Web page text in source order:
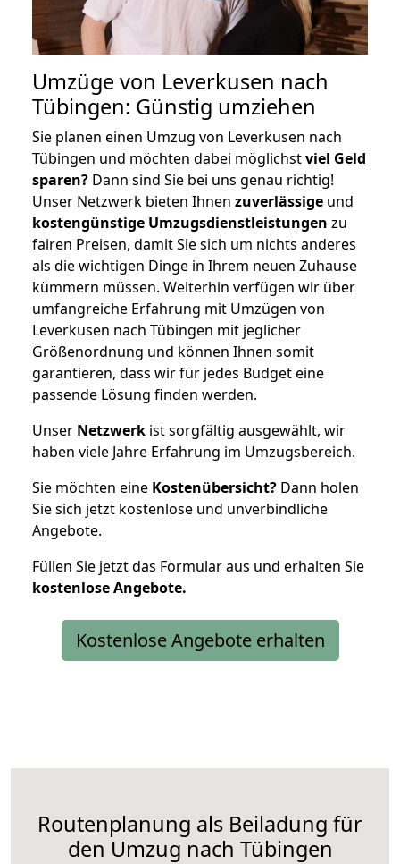
Umzüge von Leverkusen nach
Tübingen: Günstig umziehen
Sie planen einen Umzug von Leverkusen nach
Tübingen und möchten dabei möglichstviel Geld
sparen? Dann sind Sie bei uns genau richtig!
Unser Netzwerk bieten Ihnen zuverlässige und
kostengünstige Umzugsdienstleistungen zu
fairen Preisen, damit Sie sich um nichts anderes
als die wichtigen Dinge in Ihrem neuen Zuhause
kümmern müssen. Weiterhin verfügen wir über
umfangreiche Erfahrung mit Umzügen von
Leverkusen nach Tübingen mit jeglicher
Größenordnung und können Ihnen somit
garantieren, dass wir für jedes Budget eine
passende Lösung finden werden.
Unser Netzwerk ist sorgfältig ausgewählt, wir
haben viele Jahre Erfahrung im Umzugsbereich.
Sie möchten eine Kostenübersicht? Dann holen
Sie sich jetzt kostenlose und unverbindliche
Angebote.
Füllen Sie jetzt das Formular aus und erhalten Sie
kostenloseAngebote.
Kostenlose Angebote erhalten
Routenplanung als Beiladung für
den Umzug nach Tübingen